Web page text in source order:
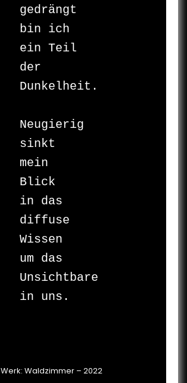
gedrängt
bin ich
ein Teil
der
Dunkelheit.
Neugierig
sinkt
mein
Blick
in das
diffuse
Wissen
um das
Unsichtbare
in uns.
Werk: Waldzimmer – 2022